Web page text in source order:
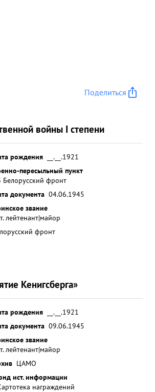
Поделиться
войны I степени
рождения
__.__.1921
пересыльный пункт
Белорусский фронт
документа 04.06.1945
звание
лейтенант|майор
фронт
Кенигсберга»
рождения
__.__.1921
документа 09.06.1945
звание
лейтенант|майор
ЦАМО
ист. информации
награждений